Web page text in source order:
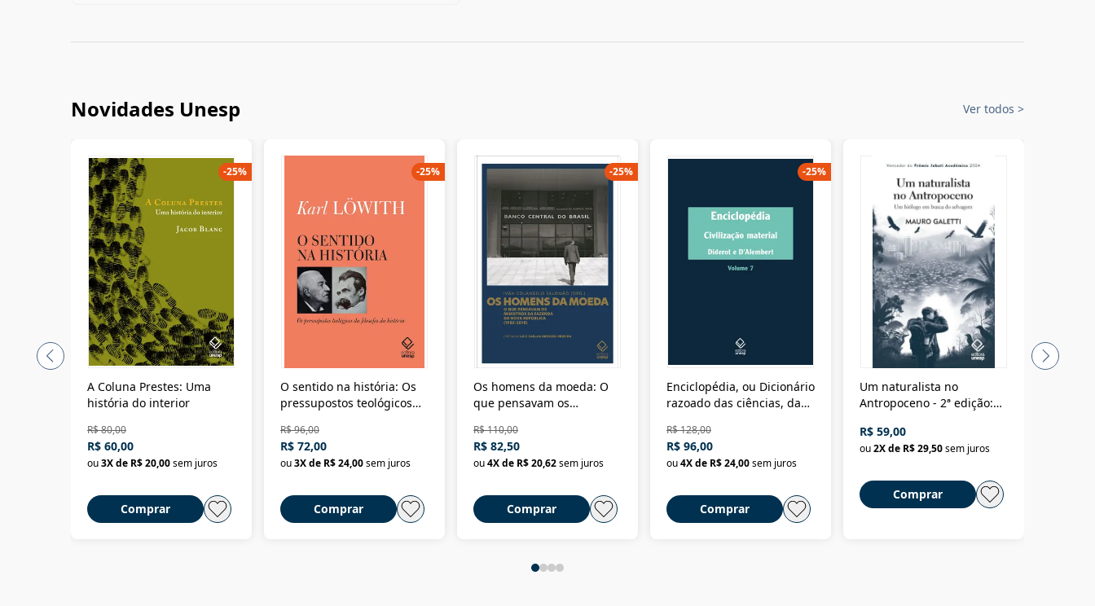
Novidades Unesp Ver todos >
A Coluna Prestes: Uma
história do interior
R$ 80,00
R$ 60,00
ou3X de R$ 20,00sem juros
Comprar
-25%
O sentido na história: Os
pressupostos teológicos
R$ 96,00
R$ 72,00
ou3X de R$ 24,00sem juros
Comprar
-25%
Os homens da moeda: O
que pensavam os
Nova República (1985-
2018)
R$ 110,00
R$ 82,50
ou4X de R$ 20,62sem juros
Comprar
-25%
Enciclopédia, ou Dicionário
razoado das ciências, das
Civilização material
R$ 128,00
R$ 96,00
ou4X de R$ 24,00sem juros
Comprar
-25%
Um naturalista no
Antropoceno - 2ª edição:
selvagem
R$ 59,00
ou2X de R$ 29,50sem juros
Comprar